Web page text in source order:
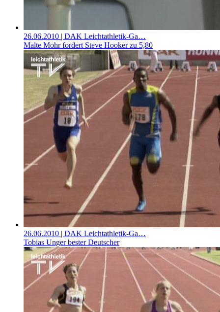
26.06.2010 | DAK Leichtathletik-Ga…
Malte Mohr fordert Steve Hooker zu 5,80
26.06.2010 | DAK Leichtathletik-Ga…
Tobias Unger bester Deutscher